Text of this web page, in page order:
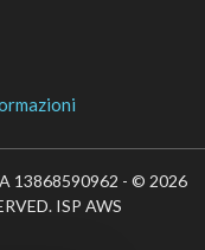
13868590962 - © 2026
ISP AWS